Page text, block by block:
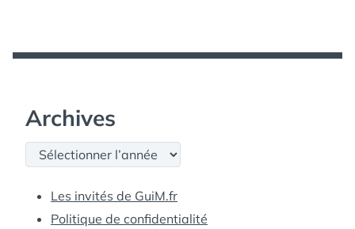
Archives
Archives
Les invités de GuiM.fr
Politique de confidentialité